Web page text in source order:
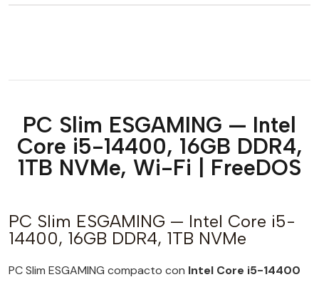
PC Slim ESGAMING — Intel
Core i5-14400, 16GB DDR4,
1TB NVMe, Wi-Fi | FreeDOS
PC Slim ESGAMING — Intel Core i5-
14400, 16GB DDR4, 1TB NVMe
PC Slim ESGAMING compacto con Intel Core i5-14400